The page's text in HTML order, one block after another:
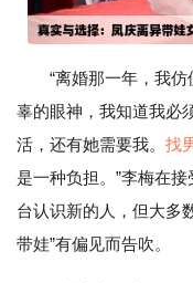
“离婚那一年，我
辜的眼神，我知道我必
活，还有她需要我。 找
是一种负担。”李梅在
台认识新的人，但大多
带娃”有偏见而告吹。